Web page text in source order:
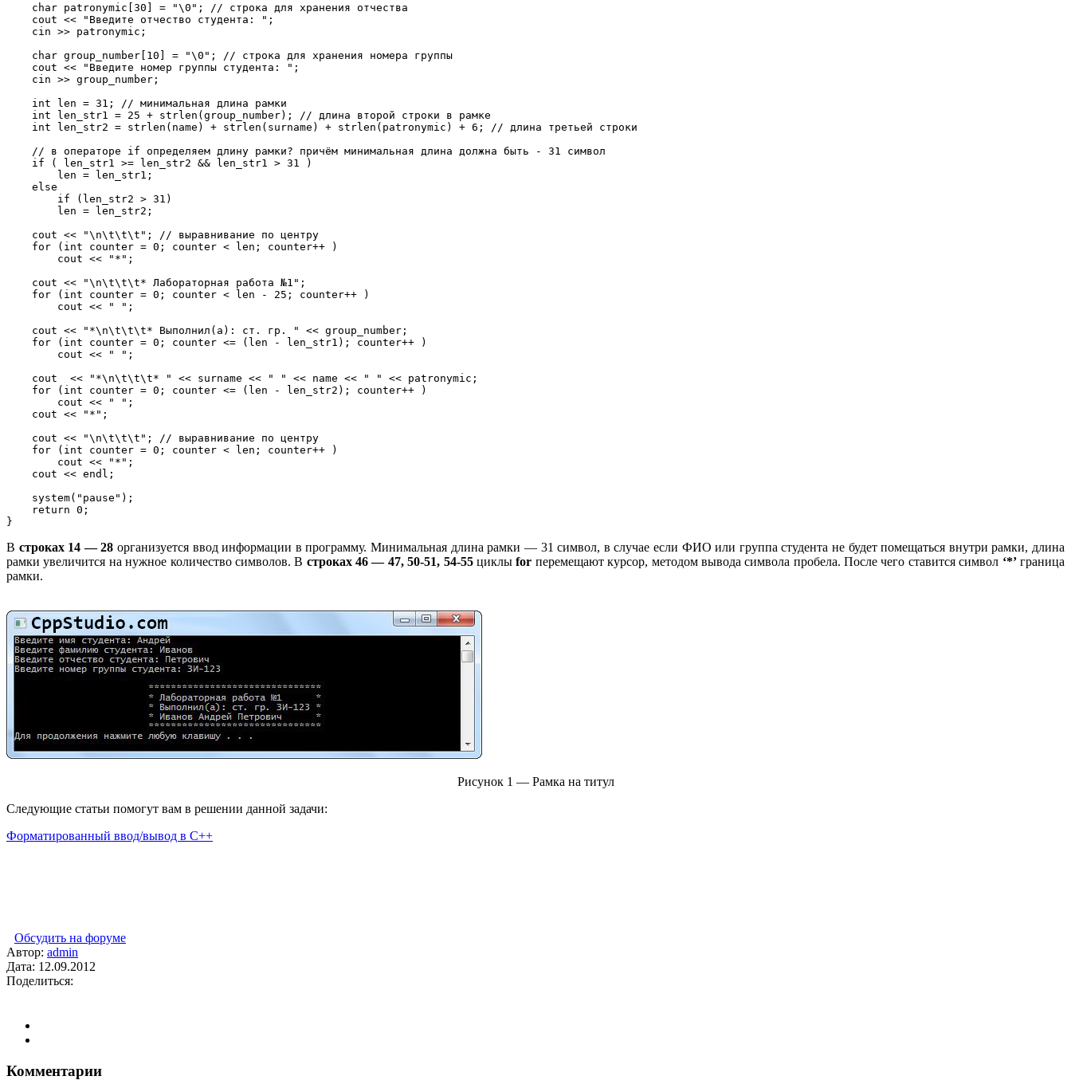
    char patronymic[30] = "\0"; // строка для хранения отчества
    cout << "Введите отчество студента: ";
    cin >> patronymic;
    char group_number[10] = "\0"; // строка для хранения номера группы
    cout << "Введите номер группы студента: ";
    cin >> group_number;
    int len = 31; // минимальная длина рамки
    int len_str1 = 25 + strlen(group_number); // длина второй строки в рамке
    int len_str2 = strlen(name) + strlen(surname) + strlen(patronymic) + 6; // длина третьей строки
    // в операторе if определяем длину рамки? причём минимальная длина должна быть - 31 символ
    if ( len_str1 >= len_str2 && len_str1 > 31 )
        len = len_str1;
    else
        if (len_str2 > 31)
        len = len_str2;
    cout << "\n\t\t\t"; // выравнивание по центру
    for (int counter = 0; counter < len; counter++ )
        cout << "*";
    cout << "\n\t\t\t* Лабораторная работа №1";
    for (int counter = 0; counter < len - 25; counter++ )
        cout << " ";
    cout << "*\n\t\t\t* Выполнил(а): ст. гр. " << group_number;
    for (int counter = 0; counter <= (len - len_str1); counter++ )
        cout << " ";
    cout  << "*\n\t\t\t* " << surname << " " << name << " " << patronymic;
    for (int counter = 0; counter <= (len - len_str2); counter++ )
        cout << " ";
    cout << "*";
    cout << "\n\t\t\t"; // выравнивание по центру
    for (int counter = 0; counter < len; counter++ )
        cout << "*";
    cout << endl;
    system("pause");
    return 0;
}
В строках 14 — 28организуется ввод информации в программу. Минимальная длина рамки — 31 символ, в случае если ФИО или группа студента не будет помещаться внутри рамки, длина
рамки увеличится на нужное количество символов. В строках 46 — 47, 50-51, 54-55циклыfor перемещают курсор, методом вывода символа пробела. После чего ставится символ ‘*’граница
рамки.
Рисунок 1 — Рамка на титул
Следующие статьи помогут вам в решении данной задачи:
Форматированный ввод/вывод в С++
Обсудить на форуме
Автор: admin
Дата: 12.09.2012
Поделиться:
Комментарии